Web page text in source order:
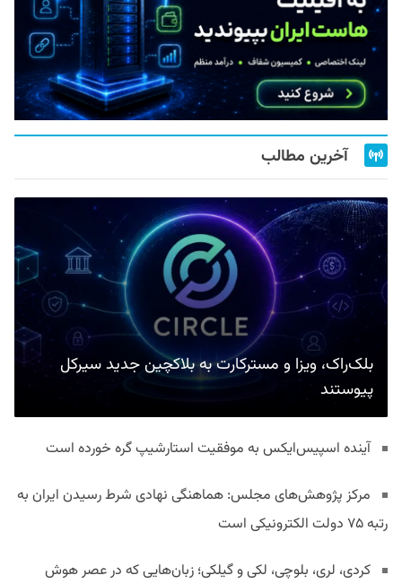
آخرین مطالب
بلک‌راک، ویزا و مسترکارت به بلاکچین جدید سیرکل
پیوستند
آینده اسپیس‌ایکس به موفقیت استارشیپ گره خورده است
مرکز پژوهش‌های مجلس: هماهنگی نهادی شرط رسیدن ایران به
رتبه ۷۵ دولت الکترونیکی است
کردی، لری، بلوچی، لکی و گیلکی؛ زبان‌هایی که در عصر هوش